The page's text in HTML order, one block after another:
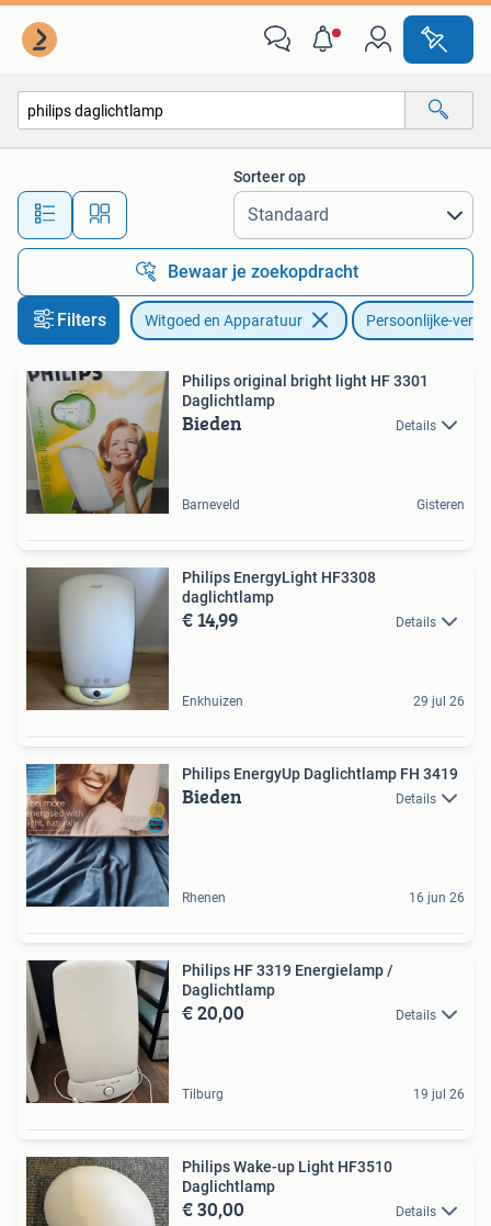
Alle afstanden…
Sorteer op
Bewaar je zoekopdracht
Filters Witgoed en Apparatuur Persoonlijke-
Philips original bright light HF 3301
Daglichtlamp
Bieden Details
Barneveld Gisteren
Philips EnergyLight HF3308
daglichtlamp
€ 14,99 Details
Enkhuizen 29 jul 26
Philips EnergyUp Daglichtlamp FH 3419
Bieden Details
Rhenen 16 jun 26
Philips HF 3319 Energielamp /
Daglichtlamp
€ 20,00 Details
Tilburg 19 jul 26
Philips Wake-up Light HF3510
Daglichtlamp
€ 30,00 Details